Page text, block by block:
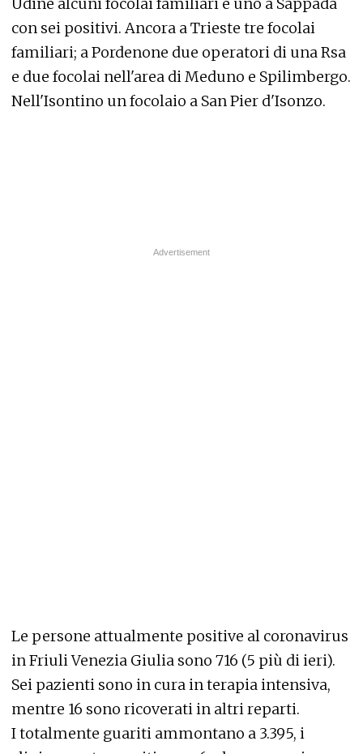
con sei positivi. Ancora a Trieste tre focolai
familiari; a Pordenone due operatori di una Rsa
e due focolai nell'area di Meduno e Spilimbergo.
Nell'Isontino un focolaio a San Pier d'Isonzo.
Le persone attualmente positive al coronavirus
in Friuli Venezia Giulia sono 716 (5 più di ieri).
Sei pazienti sono in cura in terapia intensiva,
mentre 16 sono ricoverati in altri reparti.
I totalmente guariti ammontano a 3.395, i